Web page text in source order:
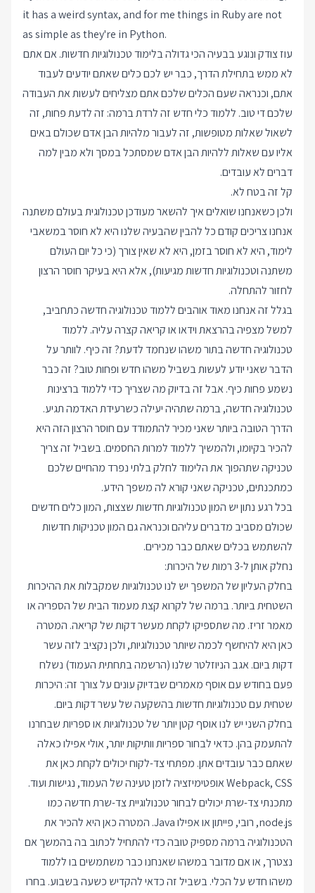
it has a weird syntax, and for me things in Ruby are not
as simple as they're in Python.
עוז צודק ונוגע בבעיה הכי גדולה בלימוד טכנולוגיות חדשות. אם אתם
לא ממש בתחילת הדרך, כבר יש לכם כלים שאתם יודעים לעבוד
אתם, וכנראה שעם הכלים שלכם אתם מצליחים לעשות את העבודה
שלכם די טוב. ללמוד כלי חדש זה לרדת ברמה: זה לדעת פחות, זה
לשאול שאלות מטופשות, זה לעבור מלהיות הבן אדם שכולם באים
אליו עם שאלות ללהיות הבן אדם שמסתכל במסך ולא מבין למה
דברים לא עובדים.
קל זה בטח לא.
ולכן כשאנחנו שואלים איך להשאר מעודכן טכנולוגית בעולם משתנה
אנחנו צריכים קודם כל להבין שהבעיה שלנו היא לא חוסר במשאבי
לימוד, היא לא חוסר בזמן, היא לא שאין צורך (כי כל יום העולם
משתנה וטכנולוגיות חדשות מגיעות), אלא היא בעיקר חוסר הרצון
לחזור להתחלה.
בגלל זה אנחנו מאוד אוהבים ללמוד טכנולוגיה חדשה כתחביב,
למשל מצפיה בהרצאת וידאו או קריאה קצרה עליה. ללמוד
טכנולוגיה חדשה בתור משהו שנחמד לדעת? זה כיף. לוותר על
הדבר שאני יודע לעשות בשביל משהו חדש ופחות טוב? זה כבר
נשמע פחות כיף. אבל זה בדיוק מה שצריך כדי ללמוד ברצינות
טכנולוגיה חדשה, ברמה שתהיה יעילה כשרעידת האדמה תגיע.
הדרך הטובה ביותר שאני מכיר להתמודד עם חוסר הרצון הזה היא
להכיר בקיומו, ולהמשיך ללמוד למרות החסמים. בשביל זה צריך
טכניקה שתהפוך את הלימוד לחלק בלתי נפרד מהחיים שלכם
כמתכנתים, טכניקה שאני קורא לה משפך הידע.
בכל רגע נתון יש המון טכנולוגיות חדשות שצצות, המון כלים חדשים
שכולם מסביב מדברים עליהם וכנראה גם המון טכניקות חדשות
להשתמש בכלים שאתם כבר מכירים.
נחלק אותן ל-3 רמות של היכרות:
בחלק העליון של המשפך יש לנו טכנולוגיות שמקבלות את ההיכרות
השטחית ביותר. ברמה של לקרוא קצת מעמוד הבית של הספריה או
מאמר זריז. מה שתספיקו לקחת מעשר דקות של קריאה. המטרה
כאן היא להיחשף לכמה שיותר טכנולוגיות, ולכן נקציב לזה עשר
דקות ביום. אגב הניוזלטר שלנו (הרשמה בתחתית העמוד) נשלח
פעם בחודש עם אוסף מאמרים שבדיוק עונים על צורך זה: היכרות
שטחית עם טכנולוגיות חדשות בהשקעה של עשר דקות ביום.
בחלק השני יש לנו אוסף קטן יותר של טכנולוגיות או ספריות שבחרנו
להתעמק בהן. כדאי לבחור ספריות וותיקות יותר, אולי אפילו כאלה
שאתם כבר עובדים אתן. מפתחי צד-לקוח יכולים לקחת כאן את
Webpack, CSS אופטימיזציה לזמן טעינה של העמוד, נגישות ועוד.
מתכנתי צד-שרת יכולים לבחור טכנולוגיית צד-שרת חדשה כמו
node.js, רובי, פייתון או אפילו Java. המטרה כאן היא להכיר את
הטכנולוגיה ברמה מספיק טובה כדי להתחיל לכתוב בה בהמשך אם
נצטרך, או אם מדובר במשהו שאנחנו כבר משתמשים בו ללמוד
משהו חדש על הכלי. בשביל זה כדאי להקדיש כשעה בשבוע. בחרו